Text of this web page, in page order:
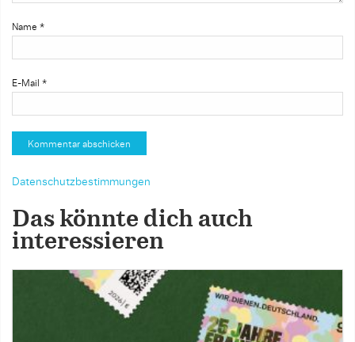
Name *
E-Mail *
Datenschutzbestimmungen
Das könnte dich auch
interessieren